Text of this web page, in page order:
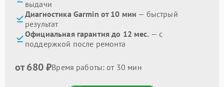
выдачи
Диагностика Garmin от 10 мин — быстрый
результат
Официальная гарантия до 12 мес. — с
поддержкой после ремонта
от 680 ₽Время работы: от 30 мин